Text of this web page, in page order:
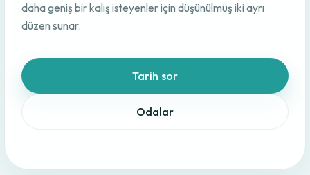
daha geniş bir kalış isteyenler için düşünülmüş iki ayrı
düzen sunar.
Tarih sor
Odalar